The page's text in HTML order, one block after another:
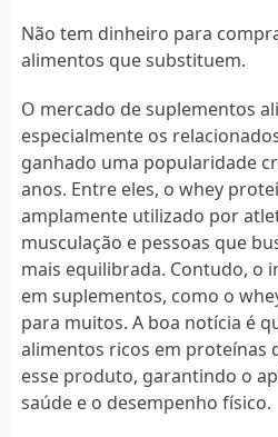
Não tem dinheiro para
alimentos que substituem.
O mercado de suplementos
especialmente os
ganhado uma popularidade
anos. Entre eles, o whey
amplamente utilizado por
musculação e pessoas que
mais equilibrada. Contudo, o
em suplementos, como o
para muitos. A boa notícia é
alimentos ricos em proteínas
esse produto, garantindo o
saúde e o desempenho físico.